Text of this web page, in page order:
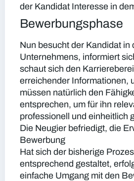
der Kandidat Interesse in
Bewerbungsphase
Nun besucht der Kandidat in
Unternehmens, informiert
schaut sich den
erreichender Informationen,
müssen natürlich den
entsprechen, um für ihn
professionell und einheitlich
Die Neugier befriedigt, die
Bewerbung
Hat sich der bisherige
entsprechend gestaltet,
einfache Umgang mit den